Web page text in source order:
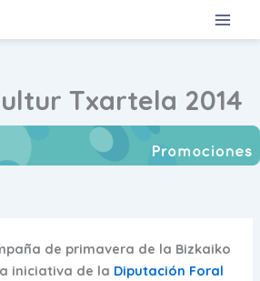
Txartela 2014
de primavera de la Bizkaiko
iniciativa de la Diputación Foral